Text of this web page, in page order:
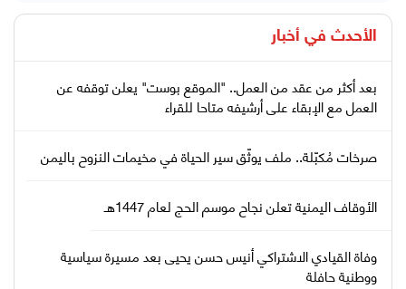
الأحدث في أخبار
بعد أكثر من عقد من العمل.. "الموقع بوست" يعلن توقفه عن
العمل مع الإبقاء على أرشيفه متاحا للقراء
صرخات مُكبّلة.. ملف يوثّق سير الحياة في مخيمات النزوح باليمن
الأوقاف اليمنية تعلن نجاح موسم الحج لعام 1447هـ
وفاة القيادي الاشتراكي أنيس حسن يحيى بعد مسيرة سياسية
ووطنية حافلة